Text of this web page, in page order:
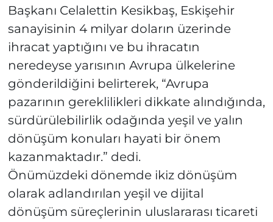
Başkanı Celalettin Kesikbaş, Eskişehir
sanayisinin 4 milyar doların üzerinde
ihracat yaptığını ve bu ihracatın
neredeyse yarısının Avrupa ülkelerine
gönderildiğini belirterek, “Avrupa
pazarının gereklilikleri dikkate alındığında,
sürdürülebilirlik odağında yeşil ve yalın
dönüşüm konuları hayati bir önem
kazanmaktadır.” dedi.
Önümüzdeki dönemde ikiz dönüşüm
olarak adlandırılan yeşil ve dijital
dönüşüm süreçlerinin uluslararası ticareti